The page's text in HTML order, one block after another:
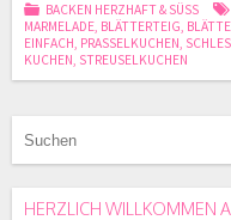
BACKEN HERZHAFT & SÜSS
MARMELADE, BLÄTTERTEIG,
EINFACH, PRASSELKUCHEN,
KUCHEN, STREUSELKUCHEN
HERZLICH WILLKOMMEN